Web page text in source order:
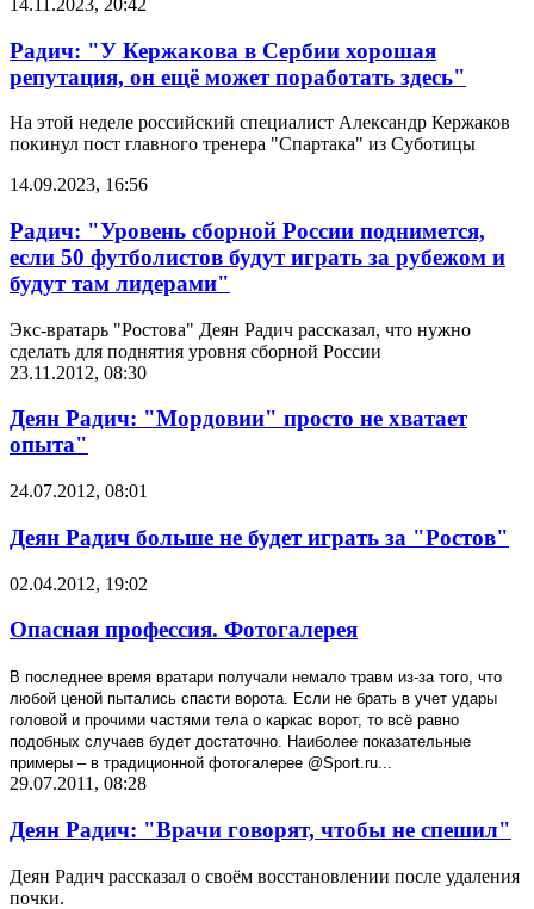
Радич: "У Кержакова в Сербии хорошая
репутация, он ещё может поработать здесь"
На этой неделе российский специалист Александр Кержаков
покинул пост главного тренера "Спартака" из Суботицы
14.09.2023, 16:56
Радич: "Уровень сборной России поднимется,
если 50 футболистов будут играть за рубежом и
будут там лидерами"
Экс-вратарь "Ростова" Деян Радич рассказал, что нужно
сделать для поднятия уровня сборной России
23.11.2012, 08:30
Деян Радич: "Мордовии" просто не хватает
опыта"
24.07.2012, 08:01
Деян Радич больше не будет играть за "Ростов"
02.04.2012, 19:02
Опасная профессия. Фотогалерея
В последнее время вратари получали немало травм из-за того, что
любой ценой пытались спасти ворота. Если не брать в учет удары
головой и прочими частями тела о каркас ворот, то всё равно
подобных случаев будет достаточно. Наиболее показательные
примеры – в традиционной фотогалерее @Sport.ru...
29.07.2011, 08:28
Деян Радич: "Врачи говорят, чтобы не спешил"
Деян Радич рассказал о своём восстановлении после удаления
почки.